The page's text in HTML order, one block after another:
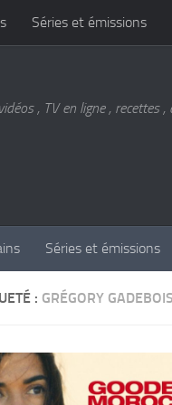
Séries et émissions
, TV en ligne , recettes
Séries et émissions
: GRÉGORY GADEBOIS